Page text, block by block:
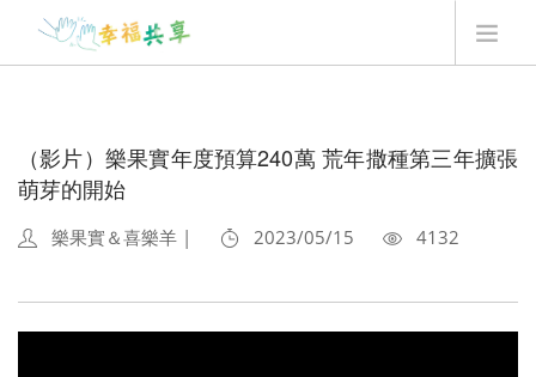
最新消息
我要贊助
最新一季翻翻卡
登入
（影片）樂果實年度預算240萬 荒年撒種第三年擴張
萌芽的開始
樂果實＆喜樂羊 | 2023/05/15 4132